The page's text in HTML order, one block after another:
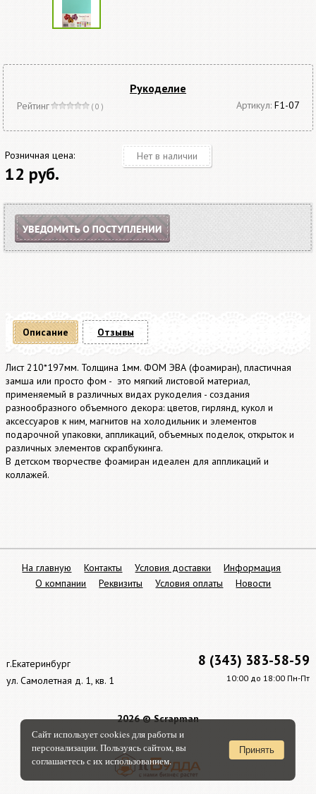
Рукоделие
Рейтинг ( 0 ) Артикул: F1-07
Розничная цена:
12 руб.
Нет в наличии
Описание
Лист 210*197мм. Толщина 1мм. ФОМ ЭВА (фоамиран), пластичная
замша или просто фом - это мягкий листовой материал,
применяемый в различных видах рукоделия - создания
разнообразного объемного декора: цветов, гирлянд, кукол и
аксессуаров к ним, магнитов на холодильник и элементов
подарочной упаковки, аппликаций, объемных поделок, открыток и
различных элементов скрапбукинга.
В детском творчестве фоамиран идеален для аппликаций и
коллажей.
Отзывы
8 (343) 383-58-59
10:00 до 18:00 Пн-Пт
г.Екатеринбург
ул. Самолетная д. 1, кв. 1
2026 © Scrapman
На главную Контакты Условия доставки
Информация
О компании
Реквизиты Условия оплаты Новости
Сайт использует cookies для работы и
персонализации. Пользуясь сайтом, вы
соглашаетесь с их использованием.
Принять